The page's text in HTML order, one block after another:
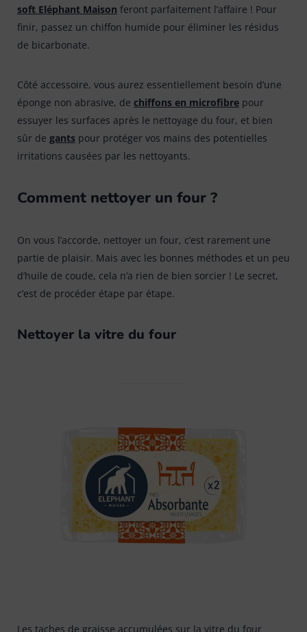
soft Eléphant Maison feront parfaitement l’affaire ! Pour
finir, passez un chiffon humide pour éliminer les résidus
de bicarbonate.
Côté accessoire, vous aurez essentiellement besoin d’une
éponge non abrasive, de chiffons en microfibre pour
essuyer les surfaces après le nettoyage du four, et bien
sûr de gants pour protéger vos mains des potentielles
irritations causées par les nettoyants.
Comment nettoyer un four ?
On vous l’accorde, nettoyer un four, c’est rarement une
partie de plaisir. Mais avec les bonnes méthodes et un peu
d’huile de coude, cela n’a rien de bien sorcier ! Le secret,
c’est de procéder étape par étape.
Nettoyer la vitre du four
Les taches de graisse accumulées sur la vitre du four